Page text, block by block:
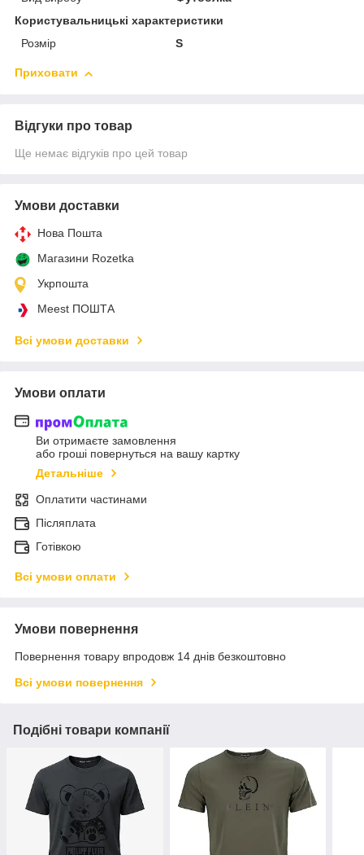
Користувальницькі характеристики
Розмір
S
Приховати
Відгуки про товар
Ще немає відгуків про цей товар
Умови доставки
Нова Пошта
Магазини Rozetka
Укрпошта
Meest ПОШТА
Всі умови доставки
Умови оплати
Ви отримаєте замовлення
або гроші повернуться на вашу картку
Детальніше
Оплатити частинами
Післяплата
Готівкою
Всі умови оплати
Умови повернення
Повернення товару впродовж 14 днів безкоштовно
Всі умови повернення
Подібні товари компанії